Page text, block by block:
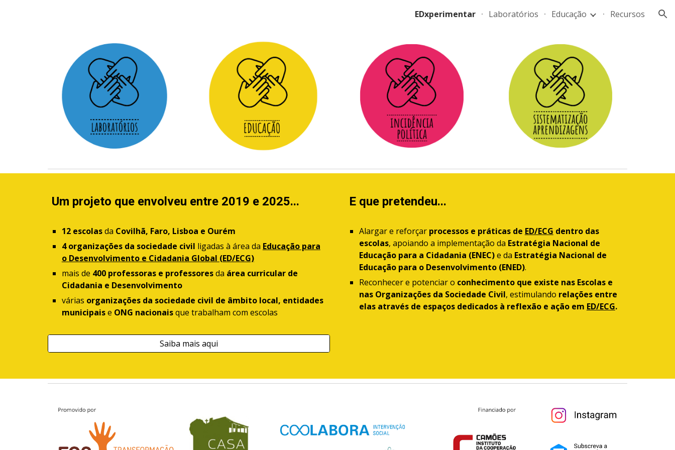
Skip to navigation
EDxperimentar Laboratórios Educação Recursos
Um projeto que envolveu entre 2019 e 2025...
12 escolasda Covilhã, Faro, Lisboa e Ourém
4 organizações da sociedade civil ligadas à área da Educação para
o Desenvolvimento e Cidadania Global (ED/ECG)
mais de 400 professoras e professoresda área curricular de
Cidadania e Desenvolvimento
várias organizações da sociedade civil de âmbito local, entidades
municipaise ONG nacionaisque trabalham com escolas
Saiba mais aqui
E que pretendeu...
Alargar e reforçar processos e práticas de ED/ECG dentro das
escolas, apoiando a implementação da Estratégia Nacional de
Educação para a Cidadania (ENEC)e da Estratégia Nacional de
Educação para o Desenvolvimento (ENED).
Reconhecer e potenciar o conhecimento que existe nas Escolas e
nas Organizações da Sociedade Civil, estimulando relações entre
elas através de espaços dedicados à reflexão e ação em ED/ECG.